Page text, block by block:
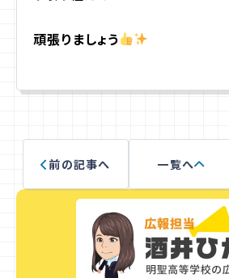
頑張りましょう
前の記事へ 一覧へ